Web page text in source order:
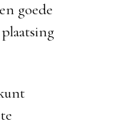
goede